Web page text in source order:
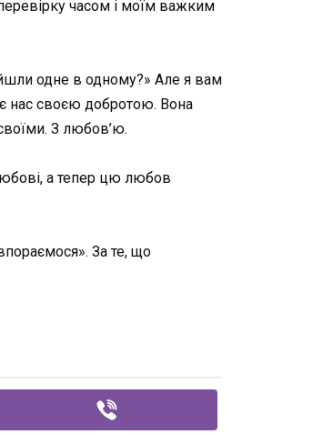
часом і моїм важким
одне в одному?» Але я вам
нас своєю добротою. Вона
З любов’ю.
а тепер цю любов
За те, що